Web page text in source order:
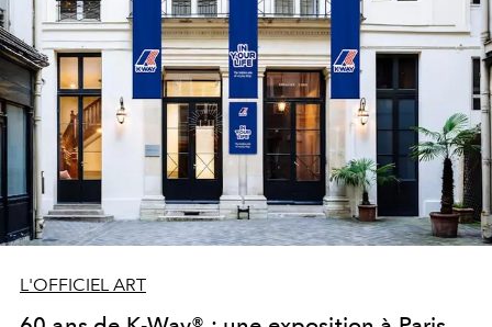
L'OFFICIEL ART